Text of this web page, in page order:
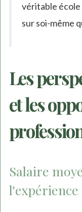
véritable école
sur soi-même
Les
et les
Salaire
l'expérience